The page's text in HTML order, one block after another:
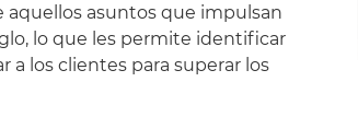
aquellos asuntos que impulsan
lo que les permite identificar
a los clientes para superar los